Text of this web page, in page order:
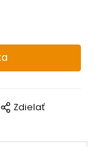
Zdielať